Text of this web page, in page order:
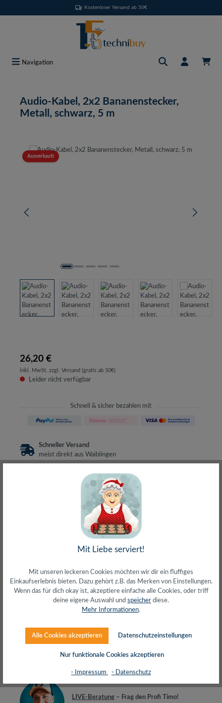
Kostenloser Versand ab 50€
Navigation
Audio-Kabel, 2x2 Bananenstecker,
Metall, schwarz, 5 m
Bildergalerie überspringen
Ausverkauft
26,20 €
inkl. MwSt. zzgl. Versand (gratis ab 50€)
Leider nicht verfügbar
Schnell & sicher bezahlen mit
Schneller Versand
meist direkt aus Waiblingen
ohne Risiko bestellen
– Frag den Profi!
kostenlos und persönlich
Über 20+ Jahre Erfahrung
wir wissen von was wir sprechen
Beschreibung
Anschluss 1: 2x BananensteckerAnschluss 2: 2x
BananensteckerAdermaterial: 2x 2,5 mm² CU
(Kupfer)GeschirmtMetall-GehäuseMit R…
Herstellerinfos
Bewertungen
LIVE-Beratung – Frag den Profi Timo!
Mit Liebe serviert!
Mit unseren leckeren Cookies möchten wir dir ein fluffiges
Einkaufserlebnis bieten. Dazu gehört z.B. das Merken von Einstellungen.
Wenn das für dich okay ist, akzeptiere einfache alle Cookies, oder triff
deine eigene Auswahl und speicher diese.
Mehr Informationen.
Alle Cookies akzeptieren Datenschutzeinstellungen
Nur funktionale Cookies akzeptieren
- Impressum - Datenschutz